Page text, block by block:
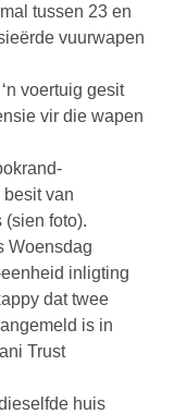
tussen 23 en
vuurwapen
voertuig gesit
vir die wapen
besit van
(sien foto).
Woensdag
inligting
dat twee
is in
Trust
huis